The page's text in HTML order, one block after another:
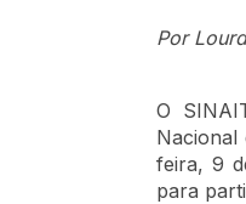
Por
O
Nacional
feira, 9
para